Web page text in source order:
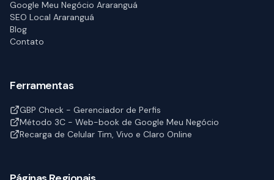
Google Meu Negócio Araranguá
SEO Local Araranguá
Blog
Contato
Ferramentas
GBP Check - Gerenciador de Perfis
Método 3C - Web-book de Google Meu Negócio
Recarga de Celular Tim, Vivo e Claro Online